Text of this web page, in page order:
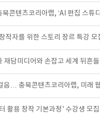
콘텐츠코리아랩, ‘AI 편집 스튜
작자를 위한 스토리 장르 특강 모
재담미디어와 손잡고 세계 뒤흔
음… 충북콘텐츠코리아랩, 미래
활용 창작 기본과정' 수강생 모집